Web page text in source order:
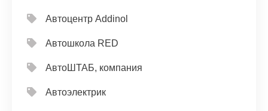
Автоцентр Addinol
Автошкола RED
АвтоШТАБ, компания
Автоэлектрик